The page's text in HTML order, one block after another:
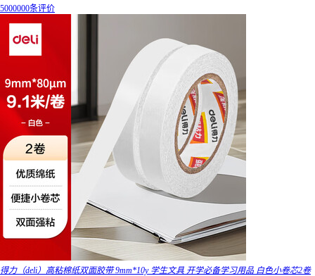
5000000条评价
得力（deli）高粘棉纸双面胶带 9mm*10y 学生文具 开学必备学习用品 白色小卷芯2卷